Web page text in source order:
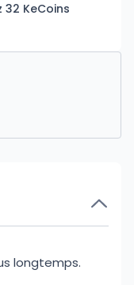
KeCoins
longtemps.